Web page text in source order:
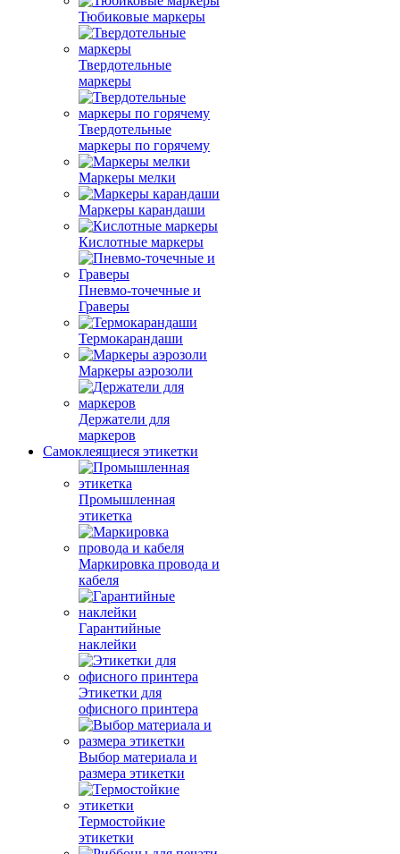
Тюбиковые маркеры
Твердотельные
маркеры
Твердотельные
маркеры по горячему
Маркеры мелки
Маркеры карандаши
Кислотные маркеры
Пневмо-точечные и
Граверы
Термокарандаши
Маркеры аэрозоли
Держатели для
маркеров
Самоклеящиеся этикетки
Промышленная
этикетка
Маркировка провода и
кабеля
Гарантийные
наклейки
Этикетки для
офисного принтера
Выбор материала и
размера этикетки
Термостойкие
этикетки